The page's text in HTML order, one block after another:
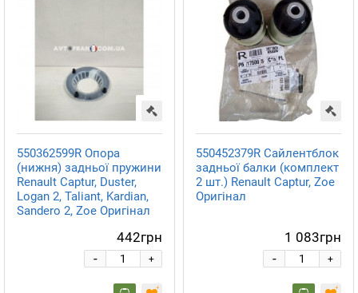
550362599R Опора
(нижня) задньої пружини
Renault Captur, Duster,
Logan 2, Taliant, Kardian,
Sandero 2, Zoe Оригінал
442грн
+
-
550452379R Сайлентблок
задньої балки (комплект
2 шт.) Renault Captur, Zoe
Оригінал
1 083грн
+
-